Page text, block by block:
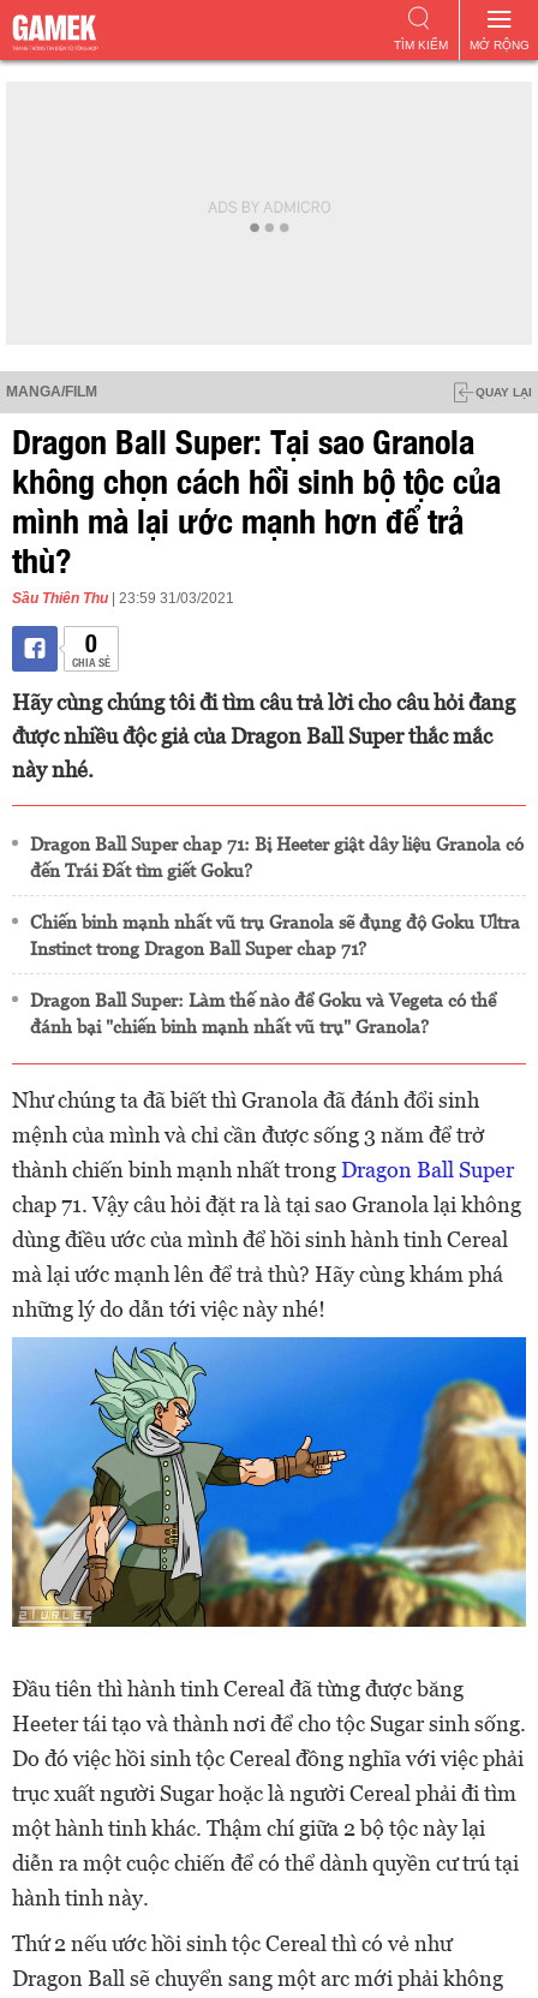
MỞ RỘNG
TÌM KIẾM
MANGA/FILM QUAY LẠI
Dragon Ball Super: Tại sao Granola
không chọn cách hồi sinh bộ tộc của
mình mà lại ước mạnh hơn để trả
thù?
Sầu Thiên Thu | 23:59 31/03/2021
0
CHIA SẺ
Hãy cùng chúng tôi đi tìm câu trả lời cho câu hỏi đang
được nhiều độc giả của Dragon Ball Super thắc mắc
này nhé.
Dragon Ball Super chap 71: Bị Heeter giật dây liệu Granola có
đến Trái Đất tìm giết Goku?
Chiến binh mạnh nhất vũ trụ Granola sẽ đụng độ Goku Ultra
Instinct trong Dragon Ball Super chap 71?
Dragon Ball Super: Làm thế nào để Goku và Vegeta có thể
đánh bại "chiến binh mạnh nhất vũ trụ" Granola?
Như chúng ta đã biết thì Granola đã đánh đổi sinh
mệnh của mình và chỉ cần được sống 3 năm để trở
thành chiến binh mạnh nhất trongDragon Ball Super
chap 71. Vậy câu hỏi đặt ra là tại sao Granola lại không
dùng điều ước của mình để hồi sinh hành tinh Cereal
mà lại ước mạnh lên để trả thù? Hãy cùng khám phá
những lý do dẫn tới việc này nhé!
Đầu tiên thì hành tinh Cereal đã từng được băng
Heeter tái tạo và thành nơi để cho tộc Sugar sinh sống.
Do đó việc hồi sinh tộc Cereal đồng nghĩa với việc phải
trục xuất người Sugar hoặc là người Cereal phải đi tìm
một hành tinh khác. Thậm chí giữa 2 bộ tộc này lại
diễn ra một cuộc chiến để có thể dành quyền cư trú tại
hành tinh này.
Thứ 2 nếu ước hồi sinh tộc Cereal thì có vẻ như
Dragon Ball sẽ chuyển sang một arc mới phải không